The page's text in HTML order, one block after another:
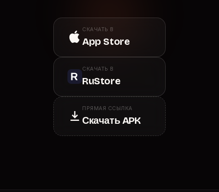
СКАЧАТЬ В
App Store
СКАЧАТЬ В
RuStore
ПРЯМАЯ ССЫЛКА
Скачать APK